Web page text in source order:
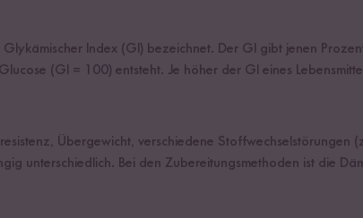
Index (GI) bezeichnet. Der GI gibt jenen
(GI = 100) entsteht. Je höher der GI eines
Übergewicht, verschiedene Stoffwechselstörungen
unterschiedlich. Bei den Zubereitungsmethoden ist die